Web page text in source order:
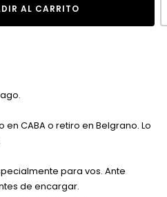
AL CARRITO
CABA o retiro en Belgrano. Lo
para vos. Ante
de encargar.